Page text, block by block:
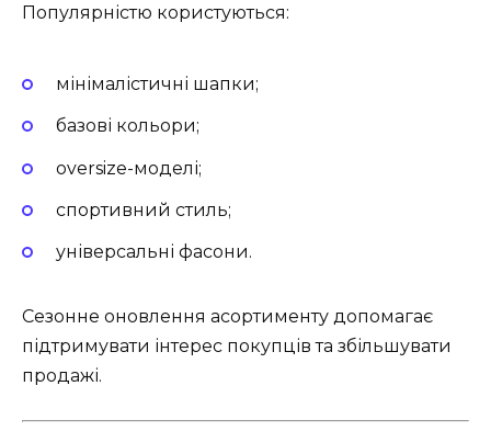
Популярністю користуються:
мінімалістичні шапки;
базові кольори;
oversize-моделі;
спортивний стиль;
універсальні фасони.
Сезонне оновлення асортименту допомагає
підтримувати інтерес покупців та збільшувати
продажі.